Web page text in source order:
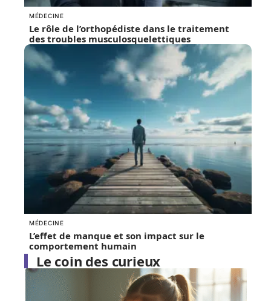
MÉDECINE
Le rôle de l’orthopédiste dans le traitement
des troubles musculosquelettiques
MÉDECINE
L’effet de manque et son impact sur le
comportement humain
Le coin des curieux